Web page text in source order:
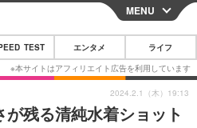
CLOSE
スマートフォン
MENU
TEST エンタメ ライフ
残る清純水着ショット
2024.2.1（木）19:13